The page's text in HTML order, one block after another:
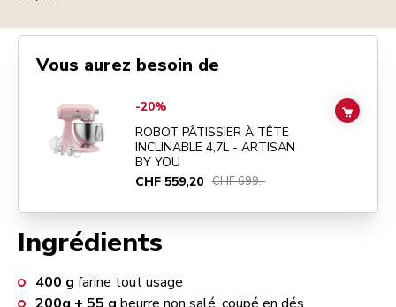
Ingrédients
400 g farine tout usage
200g + 55 g beurre non salé, coupé en dés
Vous aurez besoin de
Go toROBOT PÂTISSIER À TÊTE INCLINABLE 4,7L - ARTISAN BY
-20%
ROBOT PÂTISSIER À TÊTE
INCLINABLE 4,7L - ARTISAN
BY YOU
CHF 559,20 CHF 699.-
ADD